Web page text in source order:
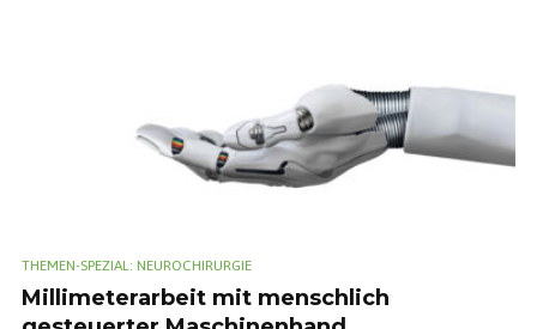
THEMEN-SPEZIAL: NEUROCHIRURGIE
Millimeterarbeit mit menschlich